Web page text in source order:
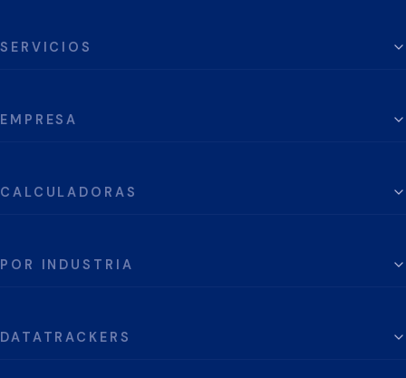
SERVICIOS
EMPRESA
CALCULADORAS
POR INDUSTRIA
DATATRACKERS